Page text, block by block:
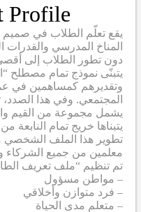
Profile
يقع تعلّم الطلاب في صميم
المناخ المدرسي والقدرات
دون تطور الطلاب إلى أقصى
يتبنّى نموذج تمام مصطلح
وتقديرهم كمساهمين في
المجتمعي. وفي هذا
يشمل مجموعة من القيم
يتبناها خريج تمام النابعة
تطوير هذا الملف الشخصي
معلمين من جميع الشركاء
تم تنظيم “ملف تعريف
– مواطن مسؤول
– فرد متوازن وأخلاقي
– متعلم مدى الحياة